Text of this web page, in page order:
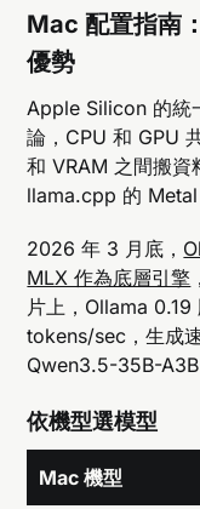
Mac 配置指南
優勢
Apple Silicon 的統
論，CPU 和 GPU
和 VRAM 之間搬
llama.cpp 的 Metal
2026 年 3 月底，
MLX 作為底層引擎
片上，Ollama 0.19
tokens/sec，生成
Qwen3.5-35B-A3B
依機型選模型
Mac 機型